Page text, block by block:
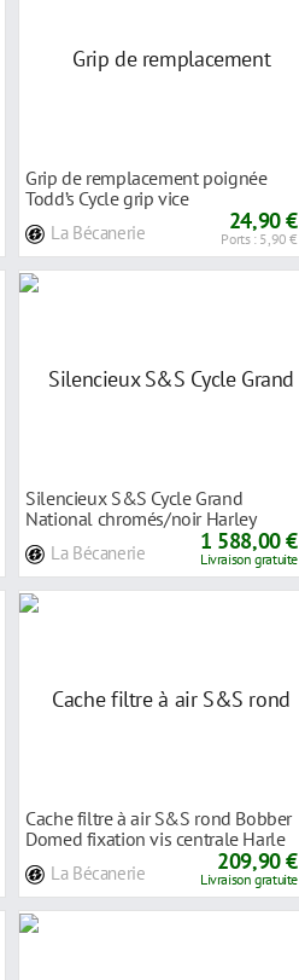
Grip de remplacement poignée
Todd’s Cycle grip vice
La Bécanerie 24,90 €
Ports : 5,90 €
Silencieux S&S Cycle Grand
National chromés/noir Harley
La Bécanerie 1 588,00 €
Livraison gratuite
Cache filtre à air S&S rond Bobber
Domed fixation vis centrale Harle
La Bécanerie 209,90 €
Livraison gratuite